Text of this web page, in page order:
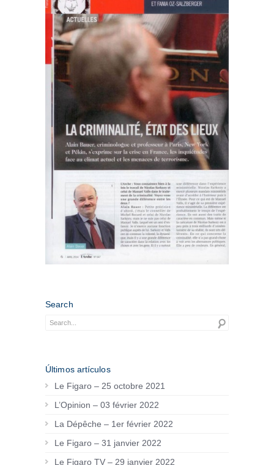
Search
Últimos artículos
Le Figaro – 25 octobre 2021
L’Opinion – 03 février 2022
La Dépêche – 1er février 2022
Le Figaro – 31 janvier 2022
Le Figaro TV – 29 janvier 2022